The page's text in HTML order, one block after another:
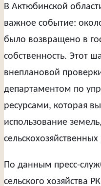
В Актюбинской
важное событие:
было возвращено в
собственность. Этот
внеплановой
департаментом по
ресурсами, которая
использование
сельскохозяйственных
По данным пресс-
сельского хозяйства